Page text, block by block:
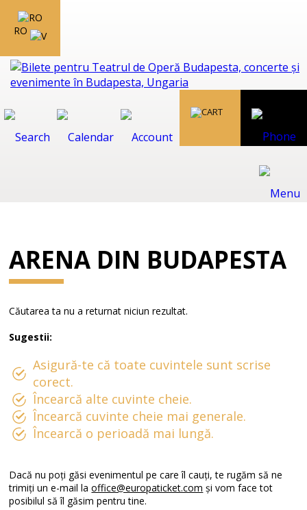
RO
ARENA DIN BUDAPESTA
Căutarea ta nu a returnat niciun rezultat.
Sugestii:
Asigură-te că toate cuvintele sunt scrise
corect.
Încearcă alte cuvinte cheie.
Încearcă cuvinte cheie mai generale.
Încearcă o perioadă mai lungă.
Dacă nu poți găsi evenimentul pe care îl cauți, te rugăm să ne
trimiți un e-mail laoffice@europaticket.com și vom face tot
posibilul să îl găsim pentru tine.